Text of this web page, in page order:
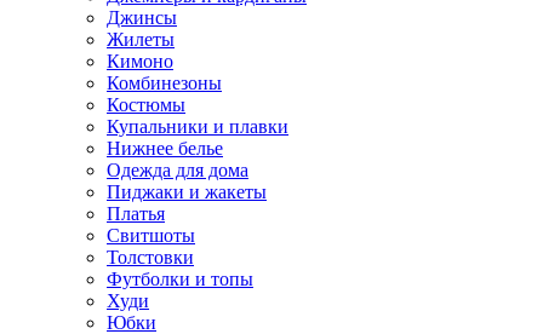
Джинсы
Жилеты
Кимоно
Комбинезоны
Костюмы
Купальники и плавки
Нижнее белье
Одежда для дома
Пиджаки и жакеты
Платья
Свитшоты
Толстовки
Футболки и топы
Худи
Юбки